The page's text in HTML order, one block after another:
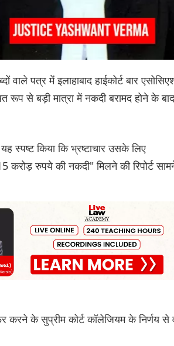
पत्र में इलाहाबाद हाईकोर्ट बार
से बड़ी मात्रा में नकदी बरामद होने के
स्पष्ट किया कि भ्रष्टाचार उसके लिए
रुपये की नकदी" मिलने की रिपोर्ट
करने के सुप्रीम कोर्ट कॉलेजियम के निर्णय से